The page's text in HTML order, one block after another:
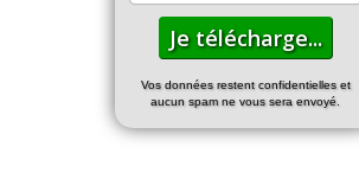
Vos données restent confidentielles et
aucun spam ne vous sera envoyé.